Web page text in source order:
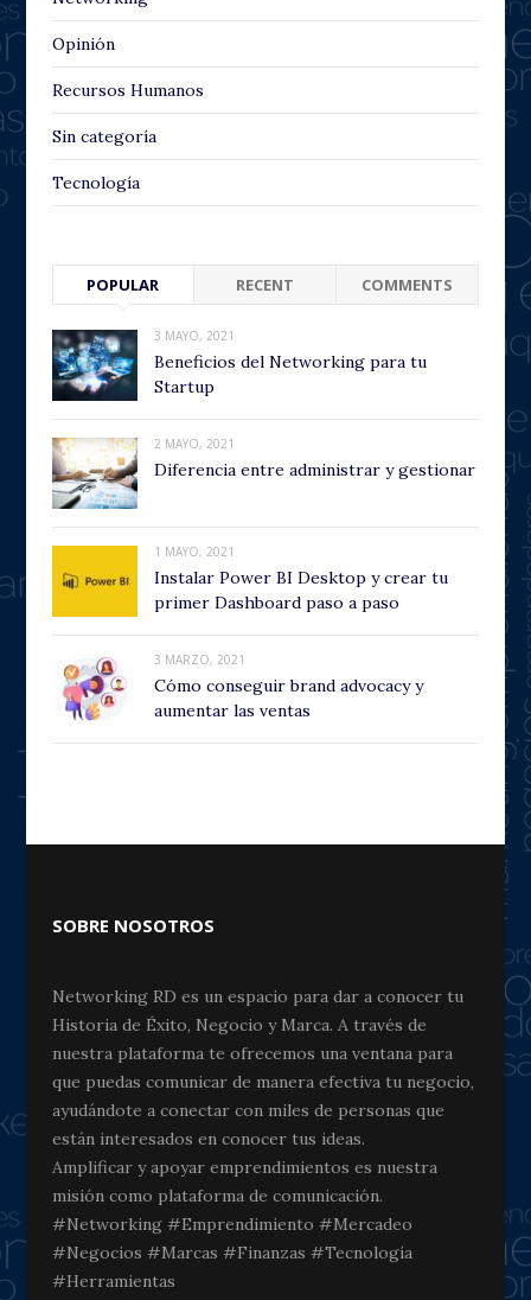
Opinión
Recursos Humanos
Sin categoría
Tecnología
POPULAR RECENT COMMENTS
3 MAYO, 2021
Beneficios del Networking para tu
Startup
2 MAYO, 2021
Diferencia entre administrar y gestionar
1 MAYO, 2021
Instalar Power BI Desktop y crear tu
primer Dashboard paso a paso
3 MARZO, 2021
Cómo conseguir brand advocacy y
aumentar las ventas
SOBRE NOSOTROS
Networking RD es un espacio para dar a conocer tu
Historia de Éxito, Negocio y Marca. A través de
nuestra plataforma te ofrecemos una ventana para
que puedas comunicar de manera efectiva tu negocio,
ayudándote a conectar con miles de personas que
están interesados en conocer tus ideas.
Amplificar y apoyar emprendimientos es nuestra
misión como plataforma de comunicación.
#Networking #Emprendimiento #Mercadeo
#Negocios #Marcas #Finanzas #Tecnología
#Herramientas